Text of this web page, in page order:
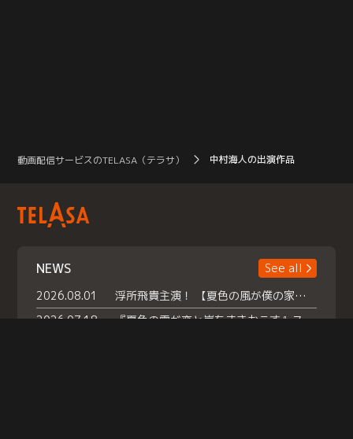
動画配信サービスのTELASA（テラサ） 中村海人の出演作品
NEWS
See all
2026.08.01
浮所飛貴主演！ 【夏色の風が僕の家にやってきた】 本日よりテラサで独占配信スタート！
2026.07.18
『夏色の雲が恋と嵐をまきおこす』スペシャルメイキング 【Part1】2026年７月18日（土）23時30分～配信スタート！話題のシーンの裏側を大公開！豪華キャスト大集合！ 『武宮家 真夏の家族会議』開催！